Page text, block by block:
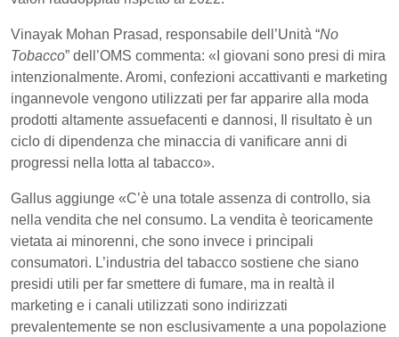
Vinayak Mohan Prasad, responsabile dell’Unità “No
Tobacco” dell’OMS commenta: «I giovani sono presi di mira
intenzionalmente. Aromi, confezioni accattivanti e marketing
ingannevole vengono utilizzati per far apparire alla moda
prodotti altamente assuefacenti e dannosi, Il risultato è un
ciclo di dipendenza che minaccia di vanificare anni di
progressi nella lotta al tabacco».
Gallus aggiunge «C’è una totale assenza di controllo, sia
nella vendita che nel consumo. La vendita è teoricamente
vietata ai minorenni, che sono invece i principali
consumatori. L’industria del tabacco sostiene che siano
presidi utili per far smettere di fumare, ma in realtà il
marketing e i canali utilizzati sono indirizzati
prevalentemente se non esclusivamente a una popolazione